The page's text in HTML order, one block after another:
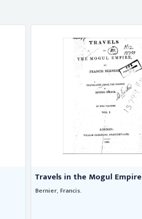
Travels in the Mogul Empire
Bernier, Francis.